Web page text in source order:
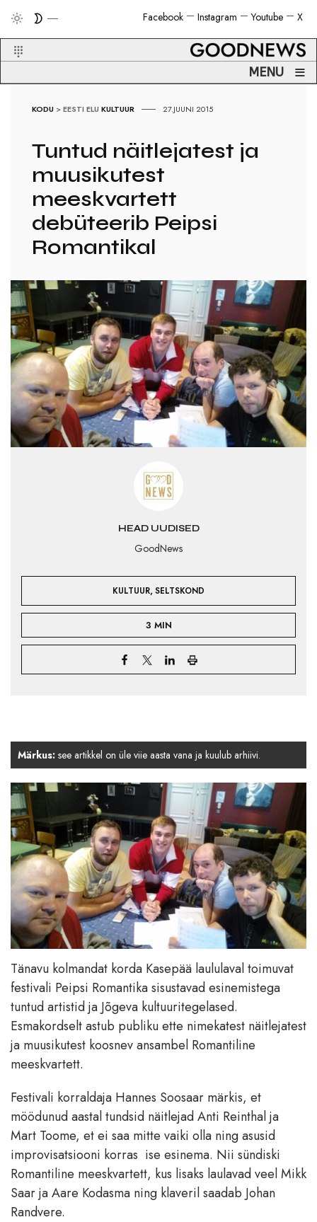
X
Youtube
Instagram
Facebook
MENU ≡
KODU >EESTI ELU KULTUUR 27.JUUNI 2015
Tuntud näitlejatest ja
muusikutest
meeskvartett
debüteerib Peipsi
Romantikal
HEAD UUDISED
GoodNews
KULTUUR, SELTSKOND
3 MIN
Märkus: see artikkel on üle viie aasta vana ja kuulub arhiivi.
Tänavu kolmandat korda Kasepää laululaval toimuvat
festivali Peipsi Romantika sisustavad esinemistega
tuntud artistid ja Jõgeva kultuuritegelased.
Esmakordselt astub publiku ette nimekatest näitlejatest
ja muusikutest koosnev ansambel Romantiline
meeskvartett.
Festivali korraldaja Hannes Soosaar märkis, et
möödunud aastal tundsid näitlejad Anti Reinthal ja
Mart Toome, et ei saa mitte vaiki olla ning asusid
improvisatsiooni korras ise esinema. Nii sündiski
Romantiline meeskvartett, kus lisaks laulavad veel Mikk
Saar ja Aare Kodasma ning klaveril saadab Johan
Randvere.